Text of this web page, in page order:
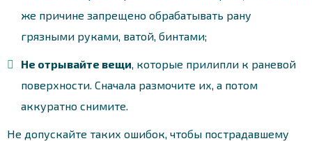
же причине запрещено обрабатывать рану
грязными руками, ватой, бинтами;
Не отрывайте вещи , которые прилипли к раневой
поверхности. Сначала размочите их, а потом
аккуратно снимите.
Не допускайте таких ошибок, чтобы пострадавшему